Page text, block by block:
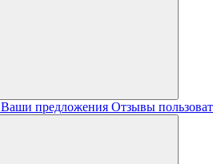
Ваши предложения Отзывы